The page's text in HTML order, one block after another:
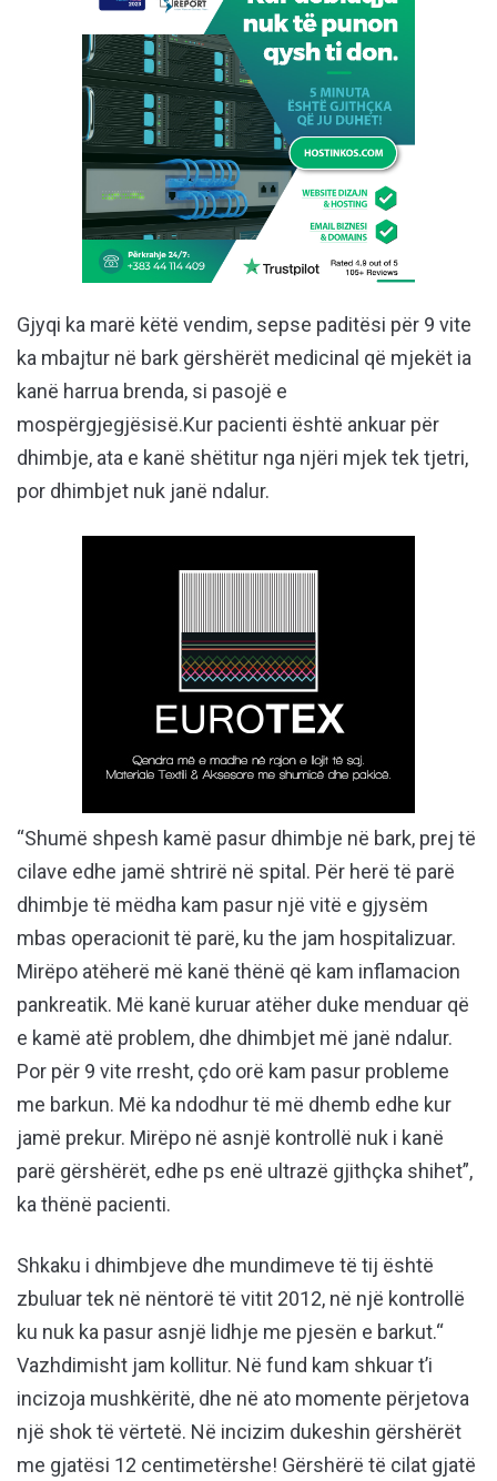
Gjyqi ka marë këtë vendim, sepse paditësi për 9 vite
ka mbajtur në bark gërshërët medicinal që mjekët ia
kanë harrua brenda, si pasojë e
mospërgjegjësisë.Kur pacienti është ankuar për
dhimbje, ata e kanë shëtitur nga njëri mjek tek tjetri,
por dhimbjet nuk janë ndalur.
“Shumë shpesh kamë pasur dhimbje në bark, prej të
cilave edhe jamë shtrirë në spital. Për herë të parë
dhimbje të mëdha kam pasur një vitë e gjysëm
mbas operacionit të parë, ku the jam hospitalizuar.
Mirëpo atëherë më kanë thënë që kam inflamacion
pankreatik. Më kanë kuruar atëher duke menduar që
e kamë atë problem, dhe dhimbjet më janë ndalur.
Por për 9 vite rresht, çdo orë kam pasur probleme
me barkun. Më ka ndodhur të më dhemb edhe kur
jamë prekur. Mirëpo në asnjë kontrollë nuk i kanë
parë gërshërët, edhe ps enë ultrazë gjithçka shihet”,
ka thënë pacienti.
Shkaku i dhimbjeve dhe mundimeve të tij është
zbuluar tek në nëntorë të vitit 2012, në një kontrollë
ku nuk ka pasur asnjë lidhje me pjesën e barkut.“
Vazhdimisht jam kollitur. Në fund kam shkuar t’i
incizoja mushkëritë, dhe në ato momente përjetova
një shok të vërtetë. Në incizim dukeshin gërshërët
me gjatësi 12 centimetërshe! Gërshërë të cilat gjatë